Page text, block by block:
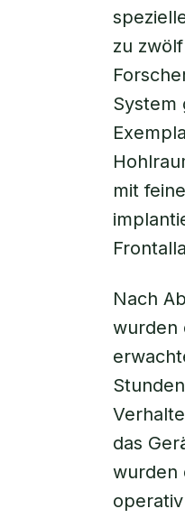
zu
System
mit
Nach
wurden
das
wurden